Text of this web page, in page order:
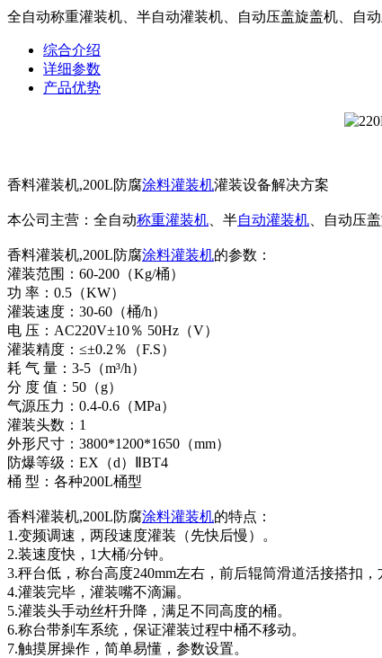
全自动称重灌装机、半自动灌装机、自动压盖旋盖机、自
综合介绍
详细参数
产品优势
香料灌装机,200L防腐涂料灌装机灌装设备解决方案
本公司主营：全自动称重灌装机 、半自动灌装机 、自动压
香料灌装机,200L防腐涂料灌装机的参数：
灌装范围：60-200（Kg/桶）
功 率：0.5（KW）
灌装速度：30-60（桶/h）
电 压：AC220V±10％ 50Hz（V）
灌装精度：≤±0.2％（F.S）
耗 气 量：3-5（m³/h）
分 度 值：50（g）
气源压力：0.4-0.6（MPa）
灌装头数：1
外形尺寸：3800*1200*1650（mm）
防爆等级：EX（d）ⅡBT4
桶 型：各种200L桶型
香料灌装机,200L防腐涂料灌装机的特点：
1.变频调速，两段速度灌装（先快后慢）。
2.装速度快，1大桶/分钟。
3.秤台低，称台高度240mm左右，前后辊筒滑道活接搭扣，
4.灌装完毕，灌装嘴不滴漏。
5.灌装头手动丝杆升降，满足不同高度的桶。
6.称台带刹车系统，保证灌装过程中桶不移动。
7.触摸屏操作，简单易懂，参数设置。